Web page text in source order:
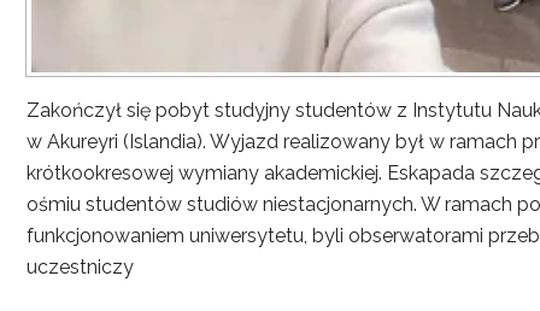
Zakończył się pobyt studyjny studentów z Instytutu
w Akureyri (Islandia). Wyjazd realizowany był w ramach
krótkookresowej wymiany akademickiej. Eskapada
ośmiu studentów studiów niestacjonarnych. W ramach
funkcjonowaniem uniwersytetu, byli obserwatorami
uczestniczy